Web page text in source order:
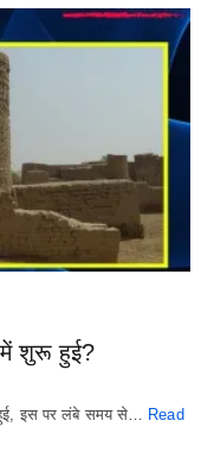
में शुरू हुई?
हुई, इस पर लंबे समय से… Read